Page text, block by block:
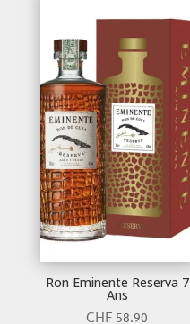
Ron Eminente Reserva 7
Ans
CHF 58.90